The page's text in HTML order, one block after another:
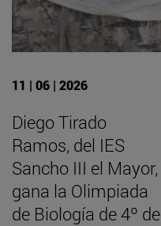
11 | 06 | 2026
Diego Tirado
Ramos, del IES
Sancho III el Mayor,
gana la Olimpiada
de Biología de 4º de